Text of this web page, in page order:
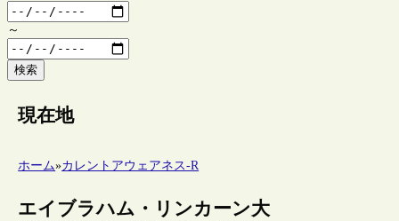
～
検索
現在地
ホーム»カレントアウェアネス-R
エイブラハム・リンカーン大